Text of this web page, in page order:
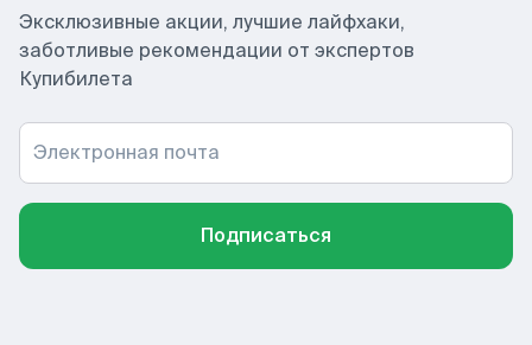
Эксклюзивные акции, лучшие лайфхаки,
заботливые рекомендации от экспертов
Купибилета
Электронная почта
Подписаться